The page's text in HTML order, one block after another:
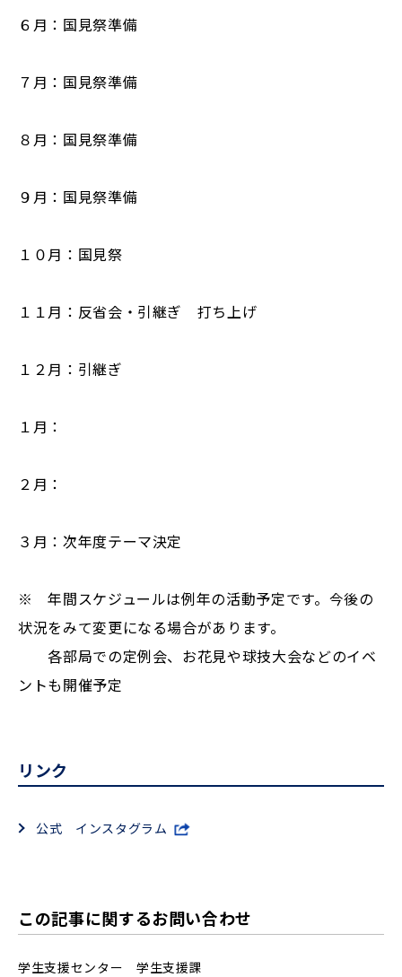
６月：国見祭準備
７月：国見祭準備
８月：国見祭準備
９月：国見祭準備
１０月：国見祭
１１月：反省会・引継ぎ 打ち上げ
１２月：引継ぎ
１月：
２月：
３月：次年度テーマ決定
※ 年間スケジュールは例年の活動予定です。今後の
状況をみて変更になる場合があります。
各部局での定例会、お花見や球技大会などのイベ
ントも開催予定
リンク
公式 インスタグラム
この記事に関するお問い合わせ
学生支援センター 学生支援課